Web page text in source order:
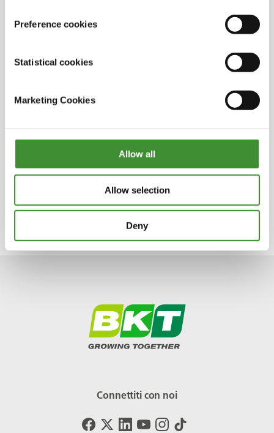
Preference cookies
Statistical cookies
Marketing Cookies
Allow all
Allow selection
Deny
di offrire consulenza ad hoc per le applicazioni
I nostri pneumatici V-FLEXA hanno una
rispetto a quella di uno pneumatico standard
I nostri field engineer lavorano in sinergia con
i clienti ed il nostro team di R&S per
continuamente i nostri prodotti.
Connettiti con noi